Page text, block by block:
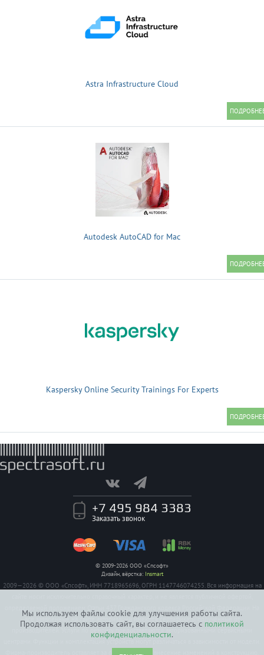
Мы используем файлы cookie для улучшения работы сайта.
Продолжая использовать сайт, вы соглашаетесь с политикой
конфиденциальности.
Astra Infrastructure Cloud
Autodesk AutoCAD for Mac
Kaspersky Online Security Trainings For Experts
+7 495 984 3383
Заказать звонок
© 2009-2026 ООО «Спсофт»
Дизайн, вёрстка: Insmart
2009—2026 © ООО «Спсофт», ИНН 7718965696, ОГРН 1147746074255. Вся информация на
определяемой положением Статьи 437 Гражданского кодекса Российской Федерации. На
все заявленные на сайте авторизации имеются сертификаты полученные от
производителей. Услуги по ремонту предоставляются авторизованными сервисными
центрами. Функции и комплектация устройств могут различаться в зависимости от модели.
Фирма-производитель оставляет за собой право на внесение изменений в конструкцию,